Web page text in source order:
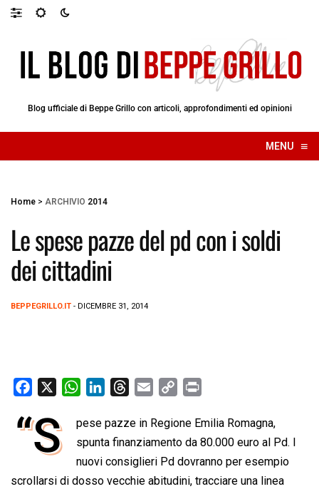
Blog ufficiale di Beppe Grillo con articoli, approfondimenti ed opinioni
MENU ≡
☰
Home > ARCHIVIO 2014
Le spese pazze del pd con i soldi
dei cittadini
BEPPEGRILLO.IT - DICEMBRE 31, 2014
c
e
o
W
a
t
s
A
n
k
e
d
r
e
a
d
a
i
l
p
y
L
i
i
n
t
“S
pese pazze in Regione Emilia Romagna,
spunta finanziamento da 80.000 euro al Pd. I
nuovi consiglieri Pd dovranno per esempio
scrollarsi di dosso vecchie abitudini, tracciare una linea